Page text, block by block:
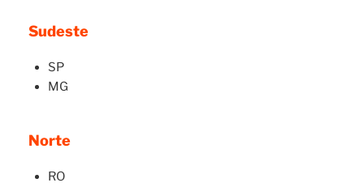
Sudeste
SP
MG
Norte
RO